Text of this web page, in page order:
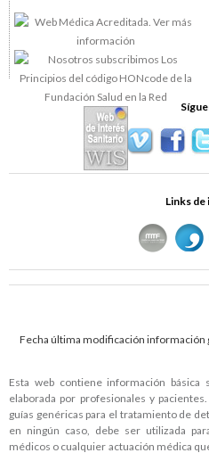
Links
Fecha última modificación información
Esta web contiene información
elaborada por profesionales y
guías genéricas para el tratamiento de
en ningún caso, debe ser utilizada
médicos o cualquier actuación médica